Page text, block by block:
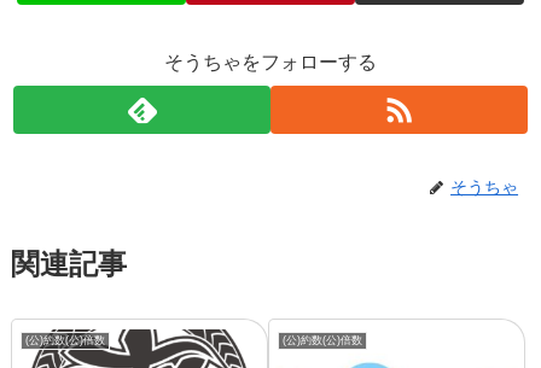
そうちゃをフォローする
そうちゃ
関連記事
(公)約数(公)倍数 (公)約数(公)倍数